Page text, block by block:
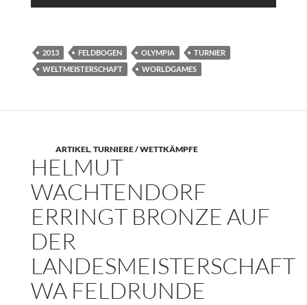
2013 FELDBOGEN OLYMPIA
TURNIER
WELTMEISTERSCHAFT
WORLDGAMES
ARTIKEL,TURNIERE / WETTKÄMPFE
HELMUT
WACHTENDORF
ERRINGT BRONZE AUF
DER
LANDESMEISTERSCHAFT
WA FELDRUNDE